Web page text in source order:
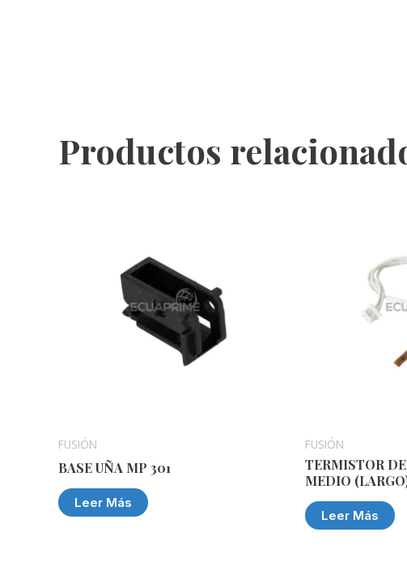
Productos
FUSIÓN
BASE UÑA MP 301
Leer Más
FUSIÓN
TERMISTOR
MEDIO
Leer Más